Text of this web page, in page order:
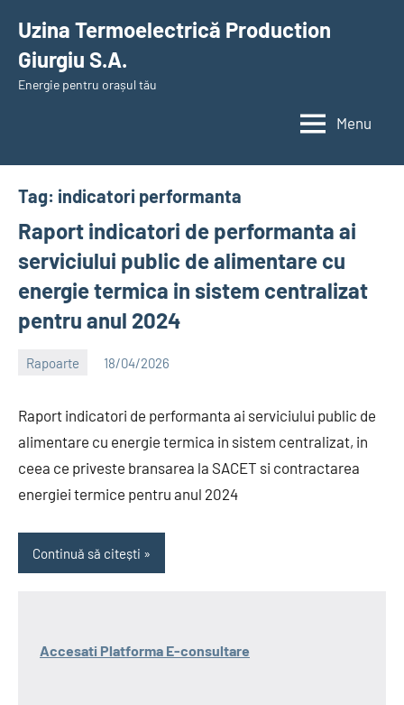
content
Uzina Termoelectrică Production
Giurgiu S.A.
Energie pentru orașul tău
Menu
Tag: indicatori performanta
Raport indicatori de performanta ai
serviciului public de alimentare cu
energie termica in sistem centralizat
pentru anul 2024
Rapoarte 18/04/2026
Alexandru
Raport indicatori de performanta ai serviciului public de
alimentare cu energie termica in sistem centralizat, in
ceea ce priveste bransarea la SACET si contractarea
energiei termice pentru anul 2024
Continuă să citești
Accesati Platforma E-consultare